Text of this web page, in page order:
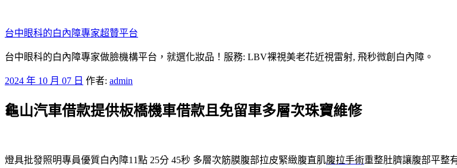
至
主
要
容
台中眼科的白內障專家超贊平台
台中眼科的白內障專家做臉機構平台，就選化妝品！服務: LBV裸視美老花近視雷射, 飛秒微創白內障。
發
於
2024 年 10 月 07 日 作者: admin
龜山汽車借款提供板橋機車借款且免留車多層次珠寶維修
燈具批發照明專員優質白內障11點 25分 45秒 多層次筋膜腹部拉皮緊緻腹直肌腹拉手術重整肚臍讓腹部平整